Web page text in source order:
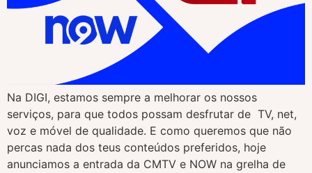
Na DIGI, estamos sempre a melhorar os nossos
serviços, para que todos possam desfrutar de TV, net,
voz e móvel de qualidade. E como queremos que não
percas nada dos teus conteúdos preferidos, hoje
anunciamos a entrada da CMTV e NOW na grelha de